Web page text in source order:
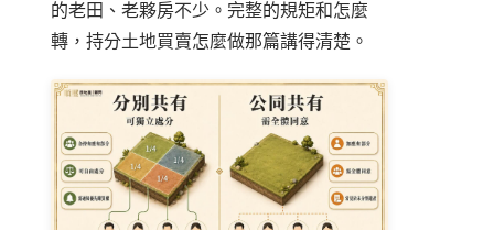
的老田、老夥房不少。完整的規矩和怎麼
轉， 持分土地買賣怎麼做那篇講得清楚。